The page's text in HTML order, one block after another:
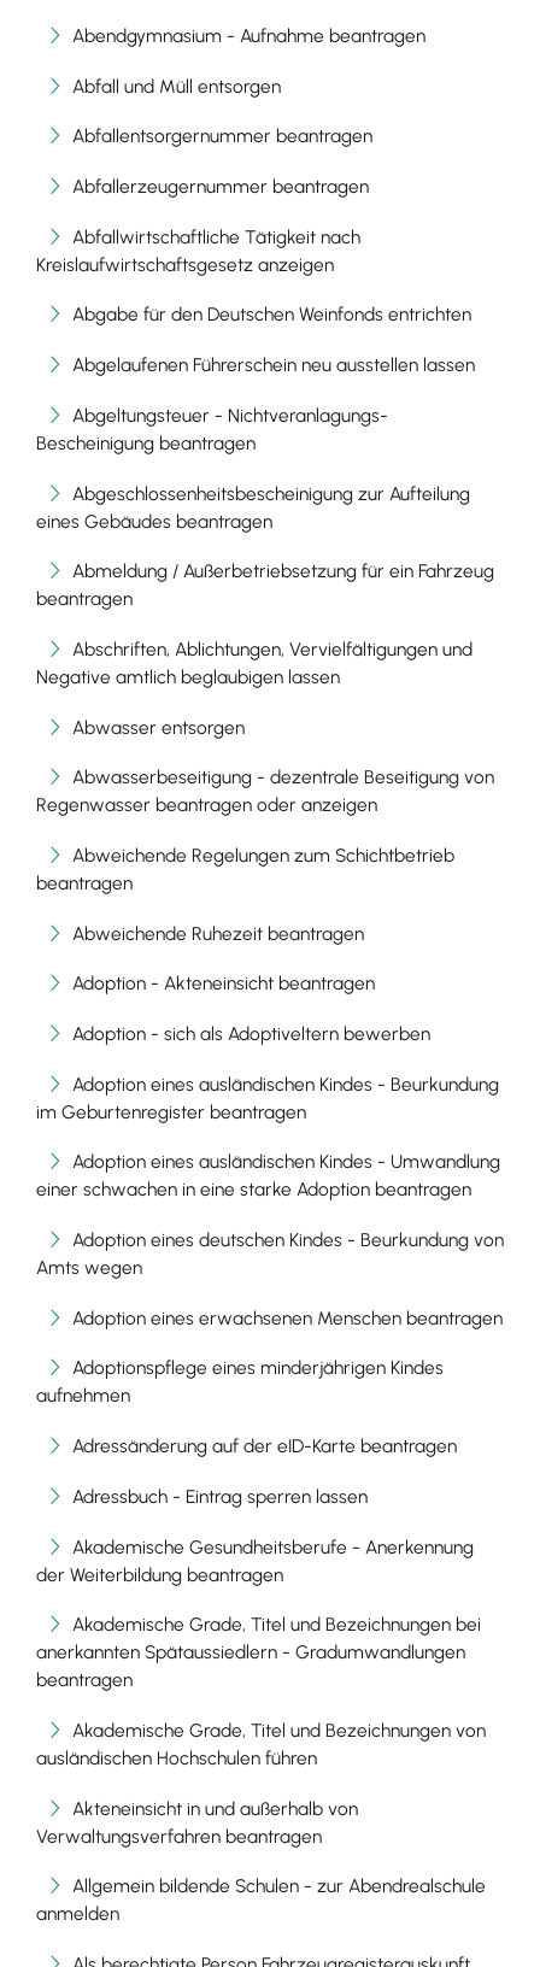
Abendgymnasium - Aufnahme beantragen
Abfall und Müll entsorgen
Abfallentsorgernummer beantragen
Abfallerzeugernummer beantragen
Abfallwirtschaftliche Tätigkeit nach
Kreislaufwirtschaftsgesetz anzeigen
Abgabe für den Deutschen Weinfonds entrichten
Abgelaufenen Führerschein neu ausstellen lassen
Abgeltungsteuer - Nichtveranlagungs-
Bescheinigung beantragen
Abgeschlossenheitsbescheinigung zur Aufteilung
eines Gebäudes beantragen
Abmeldung / Außerbetriebsetzung für ein Fahrzeug
beantragen
Abschriften, Ablichtungen, Vervielfältigungen und
Negative amtlich beglaubigen lassen
Abwasser entsorgen
Abwasserbeseitigung - dezentrale Beseitigung von
Regenwasser beantragen oder anzeigen
Abweichende Regelungen zum Schichtbetrieb
beantragen
Abweichende Ruhezeit beantragen
Adoption - Akteneinsicht beantragen
Adoption - sich als Adoptiveltern bewerben
Adoption eines ausländischen Kindes - Beurkundung
im Geburtenregister beantragen
Adoption eines ausländischen Kindes - Umwandlung
einer schwachen in eine starke Adoption beantragen
Adoption eines deutschen Kindes - Beurkundung von
Amts wegen
Adoption eines erwachsenen Menschen beantragen
Adoptionspflege eines minderjährigen Kindes
aufnehmen
Adressänderung auf der eID-Karte beantragen
Adressbuch - Eintrag sperren lassen
Akademische Gesundheitsberufe - Anerkennung
der Weiterbildung beantragen
Akademische Grade, Titel und Bezeichnungen bei
anerkannten Spätaussiedlern - Gradumwandlungen
beantragen
Akademische Grade, Titel und Bezeichnungen von
ausländischen Hochschulen führen
Akteneinsicht in und außerhalb von
Verwaltungsverfahren beantragen
Allgemein bildende Schulen - zur Abendrealschule
anmelden